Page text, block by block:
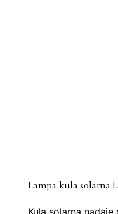
Lampa kula solarna